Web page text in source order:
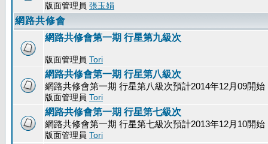
版面管理員 張玉娟
網路共修會
網路共修會第一期 行星第九級次
版面管理員 Tori
網路共修會第一期 行星第八級次
網路共修會第一期 行星第八級次預計2014年12月09開始
版面管理員 Tori
網路共修會第一期 行星第七級次
網路共修會第一期 行星第七級次預計2013年12月10開始
版面管理員 Tori